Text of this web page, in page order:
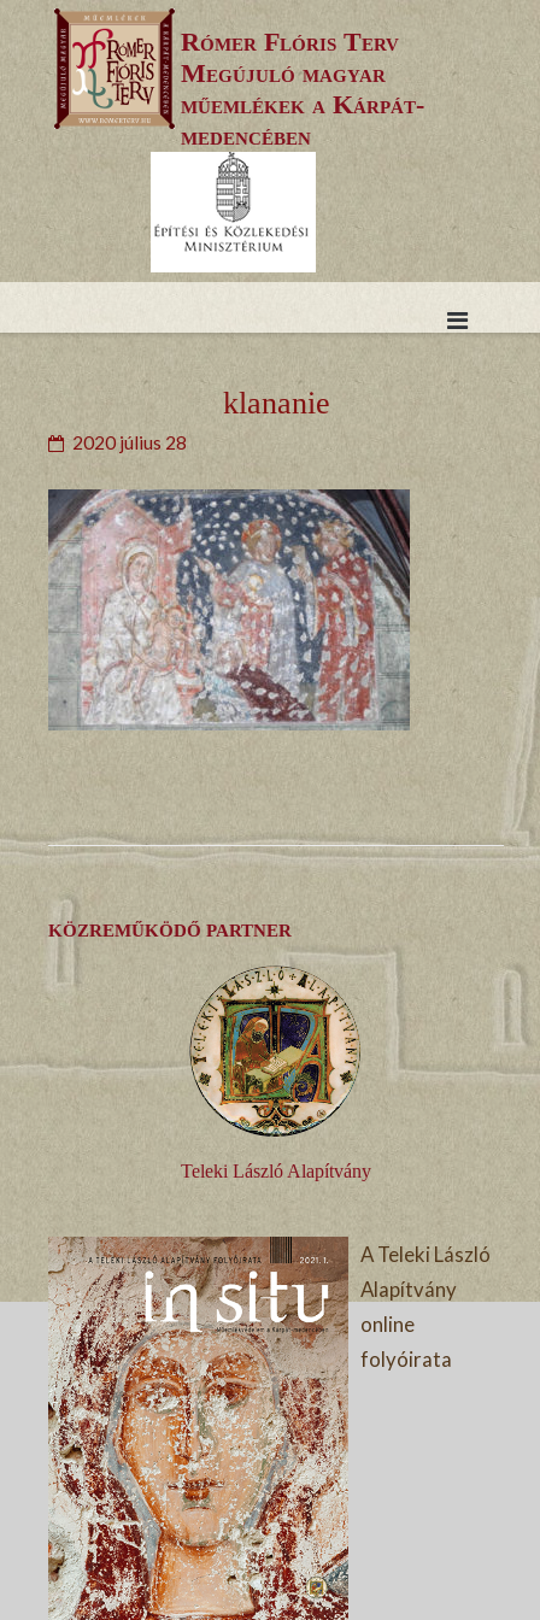
to
content
Rómer Flóris Terv
Megújuló magyar
műemlékek a Kárpát-
medencében
klananie
2020 július 28
KÖZREMŰKÖDŐ PARTNER
Teleki László Alapítvány
A Teleki László
Alapítvány
online
folyóirata